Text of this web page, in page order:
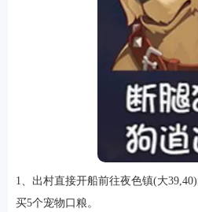
1、出村直接开船前往夜色镇(大
买5个宠物口粮。